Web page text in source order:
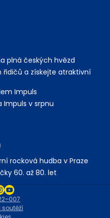
plná českých hvězd
řidičů a získejte atraktivní
Impuls
Impuls v srpnu
rocková hudba v Praze
60. až 80. let
soutěží